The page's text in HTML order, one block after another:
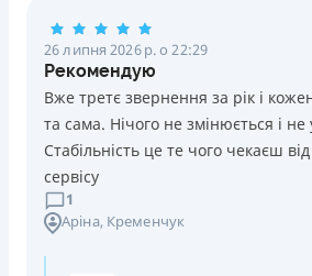
Погашення
Оплата на розрахунковий рахунок
Онлайн (через сайт або інтернет-
Через термінали Приватбанку
Через термінали
Ліцензія НБУ
Ліцензія переоформлена 14.03.2024 р.
Вся інформація про кредит
26 липня 2026 р. о 22:29
Рекомендую
Вже третє звернення за рік і
та сама. Нічого не змінюється і
Стабільність це те чого чекаєш
сервісу
1
Аріна, Кременчук